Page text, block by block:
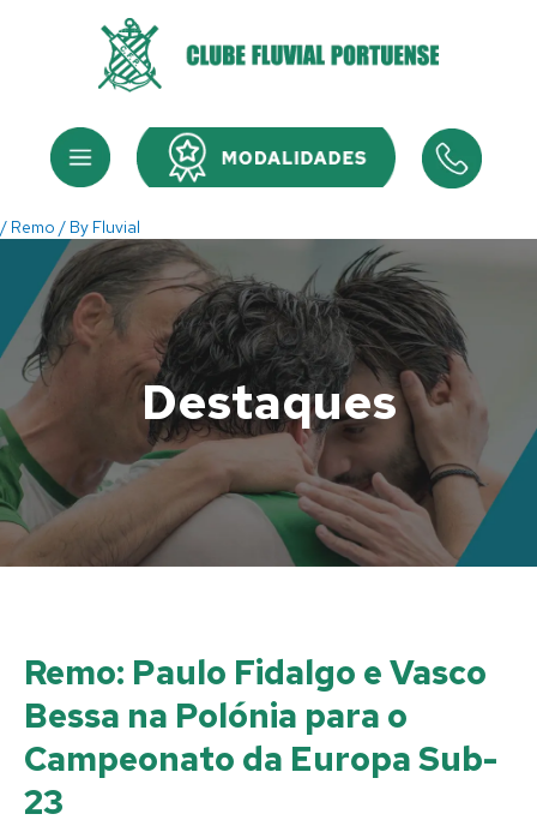
Menu Menu
/ Remo / By Fluvial
Destaques
Remo: Paulo Fidalgo e Vasco
Bessa na Polónia para o
Campeonato da Europa Sub-
23